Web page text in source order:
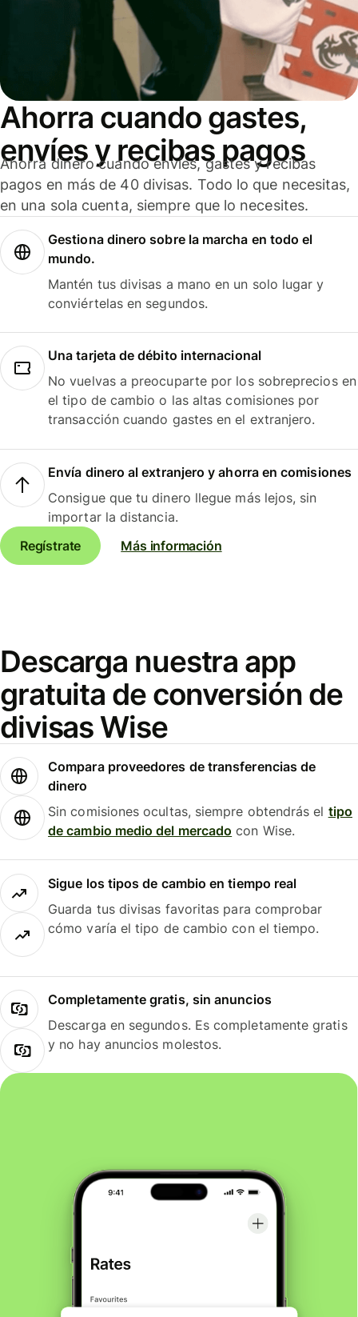
Ahorra cuando gastes,
envíes y recibas pagos
Ahorra dinero cuando envíes, gastes y recibas
pagos en más de 40 divisas. Todo lo que necesitas,
en una sola cuenta, siempre que lo necesites.
Gestiona dinero sobre la marcha en todo el
mundo.
Mantén tus divisas a mano en un solo lugar y
conviértelas en segundos.
Una tarjeta de débito internacional
No vuelvas a preocuparte por los sobreprecios en
el tipo de cambio o las altas comisiones por
transacción cuando gastes en el extranjero.
Envía dinero al extranjero y ahorra en comisiones
Consigue que tu dinero llegue más lejos, sin
importar la distancia.
Regístrate
Más información
Descarga nuestra app
gratuita de conversión de
divisas Wise
Compara proveedores de transferencias de
dinero
Sin comisiones ocultas, siempre obtendrás el tipo
de cambio medio del mercado con Wise.
Sigue los tipos de cambio en tiempo real
Guarda tus divisas favoritas para comprobar
cómo varía el tipo de cambio con el tiempo.
Completamente gratis, sin anuncios
Descarga en segundos. Es completamente gratis
y no hay anuncios molestos.